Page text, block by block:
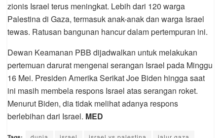
zionis Israel terus meningkat. Lebih dari 120 warga
Palestina di Gaza, termasuk anak-anak dan warga Israel
tewas. Ratusan bangunan hancur dalam pertempuran ini.
Dewan Keamanan PBB dijadwalkan untuk melakukan
pertemuan darurat mengenai serangan Israel pada Minggu
16 Mei. Presiden Amerika Serikat Joe Biden hingga saat
ini masih membela respons Israel atas serangan roket.
Menurut Biden, dia tidak melihat adanya respons
berlebihan dari Israel. MED